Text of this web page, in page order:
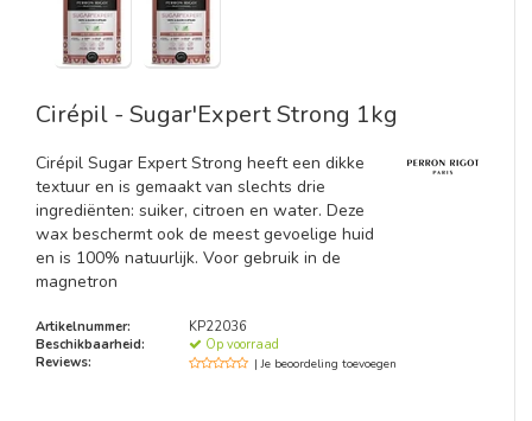
Cirépil - Sugar'Expert Strong 1kg
Cirépil Sugar Expert Strong heeft een dikke
textuur en is gemaakt van slechts drie
ingrediënten: suiker, citroen en water. Deze
wax beschermt ook de meest gevoelige huid
en is 100% natuurlijk. Voor gebruik in de
magnetron
Artikelnummer:
KP22036
Beschikbaarheid:
Op voorraad
Reviews:
| Je beoordeling toevoegen